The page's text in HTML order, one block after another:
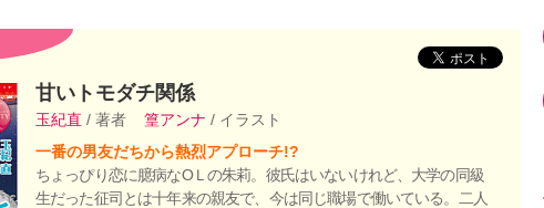
甘いトモダチ関係
玉紀直 / 著者 篁アンナ / イラスト
一番の男友だちから熱烈アプローチ!?
ちょっぴり恋に臆病なОＬの朱莉。彼氏はいないけれど、大学の同級
生だった征司とは十年来の親友で、今は同じ職場で働いている。二人